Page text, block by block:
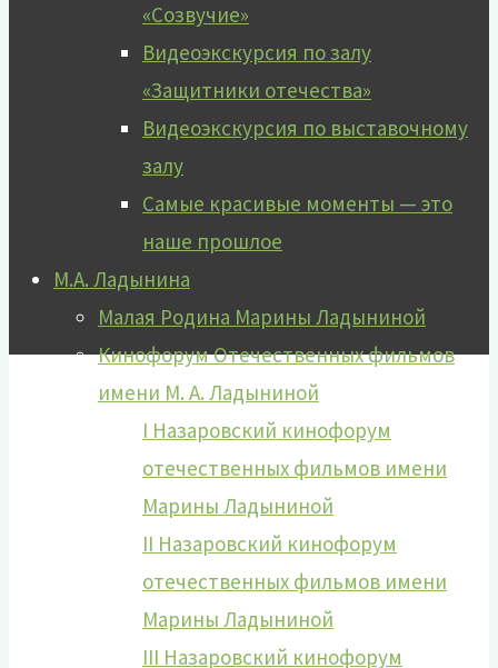
«Созвучие»
Видеоэкскурсия по залу
«Защитники отечества»
Видеоэкскурсия по выставочному
залу
Самые красивые моменты — это
наше прошлое
М.А. Ладынина
Малая Родина Марины Ладыниной
Кинофорум Отечественных фильмов
имени М. А. Ладыниной
I Назаровский кинофорум
отечественных фильмов имени
Марины Ладыниной
II Назаровский кинофорум
отечественных фильмов имени
Марины Ладыниной
III Назаровский кинофорум